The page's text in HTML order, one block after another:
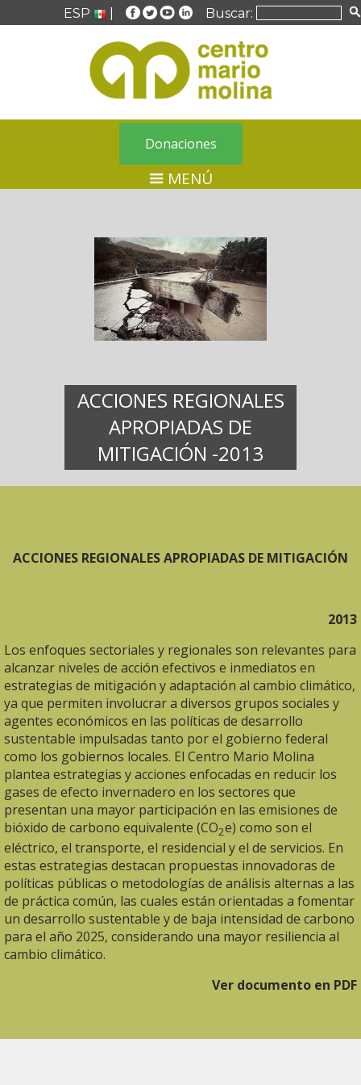
ESP Buscar:
Donaciones
MENÚ
ACCIONES REGIONALES
APROPIADAS DE
MITIGACIÓN -2013
ACCIONES REGIONALES APROPIADAS DE MITIGACIÓN
2013
Los enfoques sectoriales y regionales son relevantes para
alcanzar niveles de acción efectivos e inmediatos en
estrategias de mitigación y adaptación al cambio climático,
ya que permiten involucrar a diversos grupos sociales y
agentes económicos en las políticas de desarrollo
sustentable impulsadas tanto por el gobierno federal
como los gobiernos locales. El Centro Mario Molina
plantea estrategias y acciones enfocadas en reducir los
gases de efecto invernadero en los sectores que
presentan una mayor participación en las emisiones de
bióxido de carbono equivalente (CO2e) como son el
eléctrico, el transporte, el residencial y el de servicios. En
estas estrategias destacan propuestas innovadoras de
políticas públicas o metodologías de análisis alternas a las
de práctica común, las cuales están orientadas a fomentar
un desarrollo sustentable y de baja intensidad de carbono
para el año 2025, considerando una mayor resiliencia al
cambio climático.
Ver documento en PDF